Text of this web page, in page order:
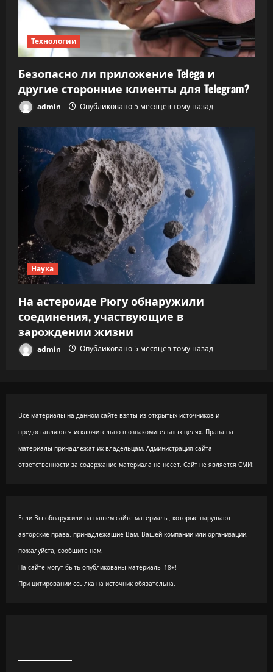
Технологии
Безопасно ли приложение Telega и
другие сторонние клиенты для Telegram?
admin Опубликовано 5 месяцев тому назад
Наука
На астероиде Рюгу обнаружили
соединения, участвующие в
зарождении жизни
admin Опубликовано 5 месяцев тому назад
Все материалы на данном сайте взяты из открытых источников и
предоставляются исключительно в ознакомительных целях. Права на
материалы принадлежат их владельцам. Администрация сайта
ответственности за содержание материала не несет. Сайт не является СМИ!
Если Вы обнаружили на нашем сайте материалы, которые нарушают
авторские права, принадлежащие Вам, Вашей компании или организации,
пожалуйста, сообщите нам.
На сайте могут быть опубликованы материалы 18+!
При цитировании ссылка на источник обязательна.